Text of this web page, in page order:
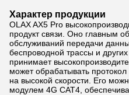
Характер продукции
OLAX AX5 Pro
продукт связи. Оно главным
обслуживаний передачи
беспроводной трассы и
принимает
может обрабатывать
на высокой скорости. Его
модулем 4G CAT4,